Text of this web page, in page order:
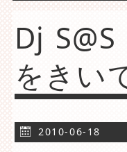
Dj
をきい
2010-06-18